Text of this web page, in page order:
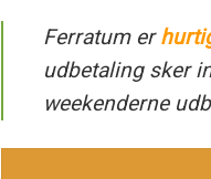
Ferratum er
udbetaling sker
weekenderne